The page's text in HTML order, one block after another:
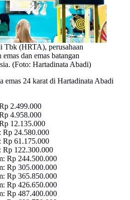
Tbk (HRTA), perusahaan
dan emas batangan
(Foto: Hartadinata Abadi)
emas 24 karat di Hartadinata Abadi
2.499.000
4.958.000
12.135.000
Rp 24.580.000
Rp 61.175.000
Rp 122.300.000
Rp 244.500.000
Rp 305.000.000
Rp 365.850.000
Rp 426.650.000
Rp 487.400.000